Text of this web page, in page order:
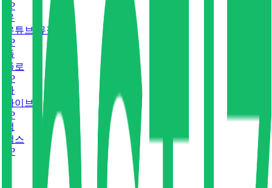
P
유
유튜브 뮤직
P
플
플로
P
바
바이브
P
벅
벅스
P